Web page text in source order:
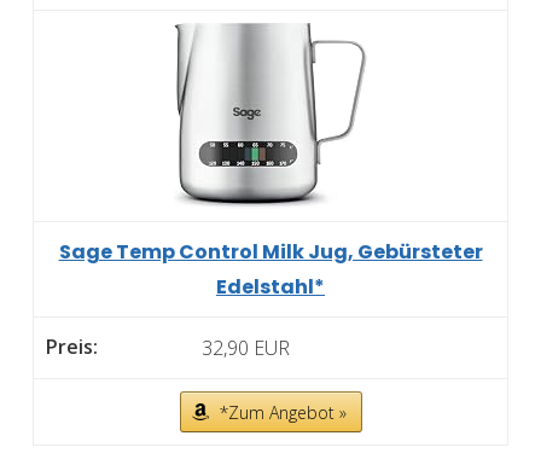
Sage Temp Control Milk Jug, Gebürsteter
Edelstahl*
32,90 EUR
*Zum Angebot »